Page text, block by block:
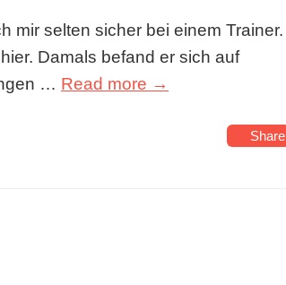
mir selten sicher bei einem Trainer.
Damals befand er sich auf
… Read more →
Share